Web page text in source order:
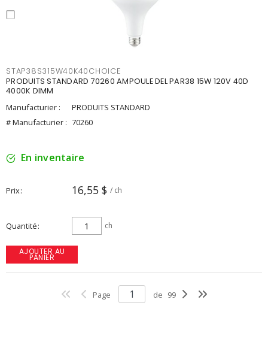
STAP38S315W40K40CHOICE
PRODUITS STANDARD 70260 AMPOULE DEL PAR38 15W 120V 40D
4000K DIMM
Manufacturier :
PRODUITS STANDARD
# Manufacturier : 70260
En inventaire
Prix 16,55 $ / ch
Quantité ch
AJOUTER AU
PANIER
Page de 99